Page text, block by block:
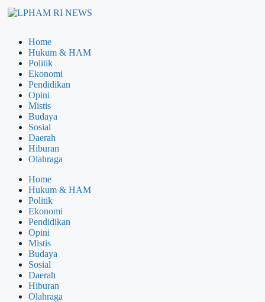
Home
Hukum & HAM
Politik
Ekonomi
Pendidikan
Opini
Mistis
Budaya
Sosial
Daerah
Hiburan
Olahraga
Home
Hukum & HAM
Politik
Ekonomi
Pendidikan
Opini
Mistis
Budaya
Sosial
Daerah
Hiburan
Olahraga